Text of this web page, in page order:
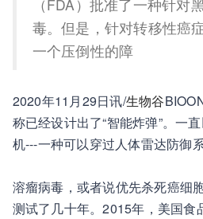
（FDA）批准了一种针对
毒。但是，针对转移性癌
一个压倒性的障
2020年11月29日讯/生物谷
称已经设计出了“智能炸弹”。一
机---一种可以穿过人体雷达防御
溶瘤病毒，或者说优先杀死癌细
测试了几十年。2015年，美国食